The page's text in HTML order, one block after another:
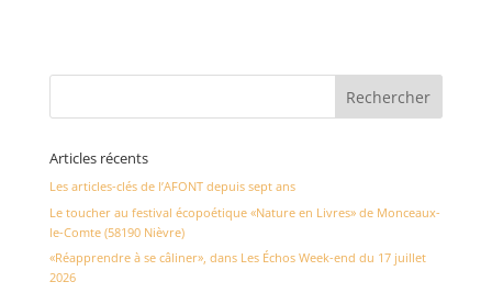
Articles récents
Les articles-clés de l’AFONT depuis sept ans
Le toucher au festival écopoétique «Nature en Livres» de Monceaux-
le-Comte (58190 Nièvre)
«Réapprendre à se câliner», dans Les Échos Week-end du 17 juillet
2026